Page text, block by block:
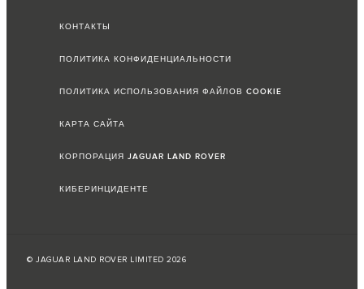
КОНТАКТЫ
ПОЛИТИКА КОНФИДЕНЦИАЛЬНОСТИ
ПОЛИТИКА ИСПОЛЬЗОВАНИЯ ФАЙЛОВ COOKIE
КАРТА САЙТА
КОРПОРАЦИЯ JAGUAR LAND ROVER
КИБЕРИНЦИДЕНТЕ
© JAGUAR LAND ROVER LIMITED 2026